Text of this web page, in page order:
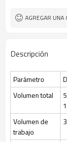
Tratamiento
Tipos de
Volumen de
Sistema de control
Esterilización
AGREGAR UNA
Descripción
Parámetro
Volumen total
Volumen de
trabajo